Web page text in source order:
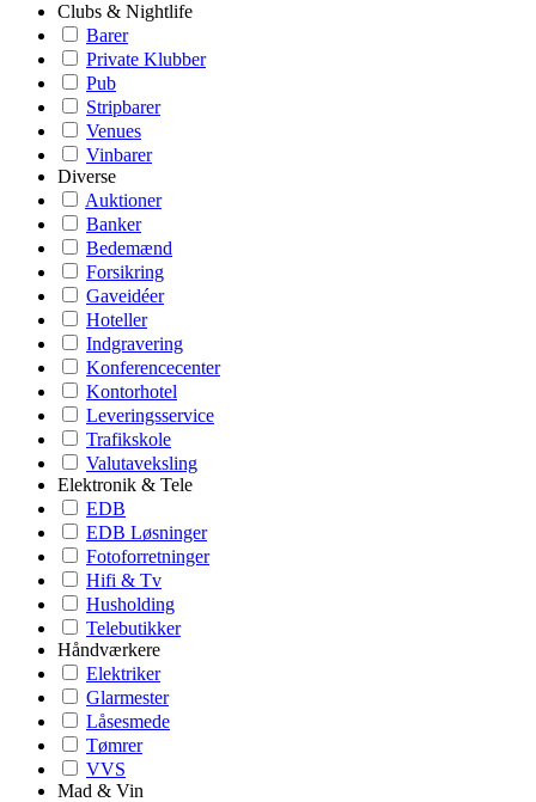
Clubs & Nightlife
Barer
Private Klubber
Pub
Stripbarer
Venues
Vinbarer
Diverse
Auktioner
Banker
Bedemænd
Forsikring
Gaveidéer
Hoteller
Indgravering
Konferencecenter
Kontorhotel
Leveringsservice
Trafikskole
Valutaveksling
Elektronik & Tele
EDB
EDB Løsninger
Fotoforretninger
Hifi & Tv
Husholding
Telebutikker
Håndværkere
Elektriker
Glarmester
Låsesmede
Tømrer
VVS
Mad & Vin